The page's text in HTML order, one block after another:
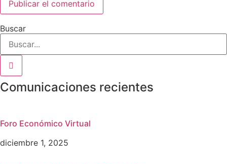
Buscar
Comunicaciones recientes
Foro Económico Virtual
diciembre 1, 2025